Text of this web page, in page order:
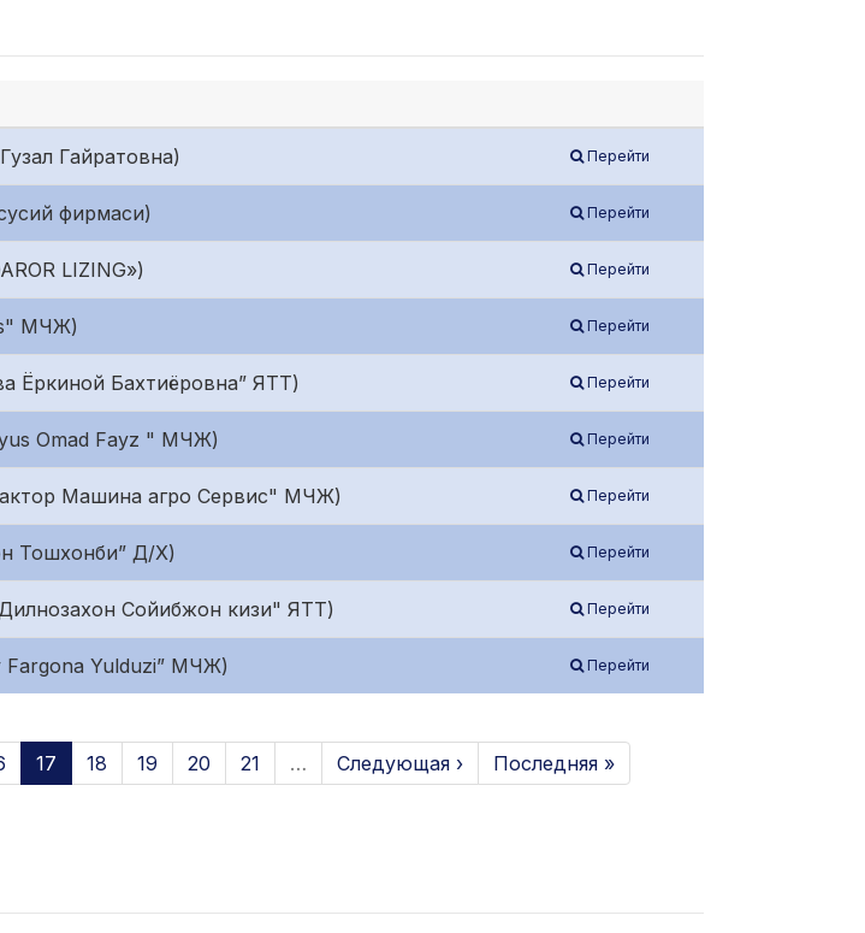
Гайратовна) Перейти
фирмаси) Перейти
LIZING») Перейти
МЧЖ) Перейти
Ёркиной Бахтиёровна” ЯТТ) Перейти
Omad Fayz " МЧЖ) Перейти
Машина агро Сервис" МЧЖ) Перейти
Тошхонби” Д/Х) Перейти
Сойибжон кизи" ЯТТ) Перейти
Yulduzi” МЧЖ) Перейти
17 18 19 20 21 … Следующая › Последняя »